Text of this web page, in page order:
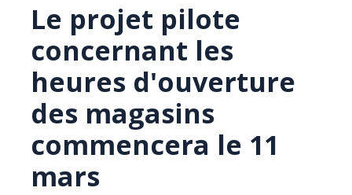
Le projet pilote
concernant les
heures d'ouverture
des magasins
commencera le 11
mars